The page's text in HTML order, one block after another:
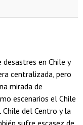
en Chile y
centralizada, pero
mirada de
escenarios el Chile
del Centro y la